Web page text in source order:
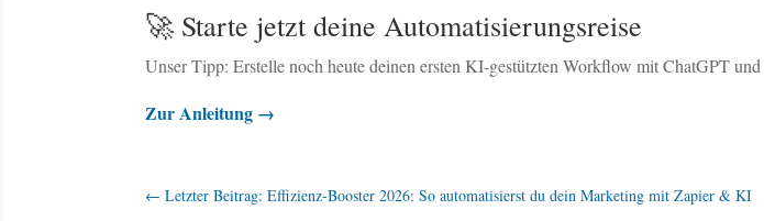
🚀 Starte jetzt deine Automatisierungsreise
Unser Tipp: Erstelle noch heute deinen ersten KI-gestützten Workflow mit ChatGPT
Zur Anleitung →
← Letzter Beitrag: Effizienz-Booster 2026: So automatisierst du dein Marketing mit Zapier & KI